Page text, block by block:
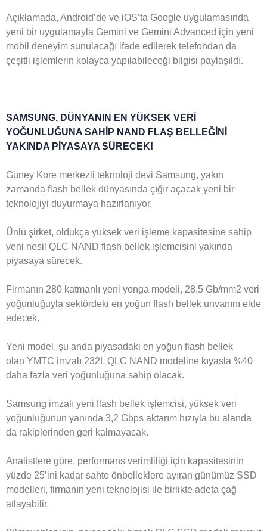
Açıklamada, Android’de ve iOS’ta Google uygulamasında
yeni bir uygulamayla Gemini ve Gemini Advanced için yeni
mobil deneyim sunulacağı ifade edilerek telefondan da
çeşitli işlemlerin kolayca yapılabileceği bilgisi paylaşıldı.
SAMSUNG, DÜNYANIN EN YÜKSEK VERİ
YOĞUNLUĞUNA SAHİP NAND FLAŞ BELLEĞİNİ
YAKINDA PİYASAYA SÜRECEK!
Güney Kore merkezli teknoloji devi Samsung, yakın
zamanda flash bellek dünyasında çığır açacak yeni bir
teknolojiyi duyurmaya hazırlanıyor.
Ünlü şirket, oldukça yüksek veri işleme kapasitesine sahip
yeni nesil QLC NAND flash bellek işlemcisini yakında
piyasaya sürecek.
Firmanın 280 katmanlı yeni yonga modeli, 28,5 Gb/mm2 veri
yoğunluğuyla sektördeki en yoğun flash bellek unvanını elde
edecek.
Yeni model, şu anda piyasadaki en yoğun flash bellek
olan YMTC imzalı 232L QLC NAND modeline kıyasla %40
daha fazla veri yoğunluğuna sahip olacak.
Samsung imzalı yeni flash bellek işlemcisi, yüksek veri
yoğunluğunun yanında 3,2 Gbps aktarım hızıyla bu alanda
da rakiplerinden geri kalmayacak.
Analistlere göre, performans verimliliği için kapasitesinin
yüzde 25’ini kadar sahte önbelleklere ayıran günümüz SSD
modelleri, firmanın yeni teknolojisi ile birlikte adeta çağ
atlayabilir.